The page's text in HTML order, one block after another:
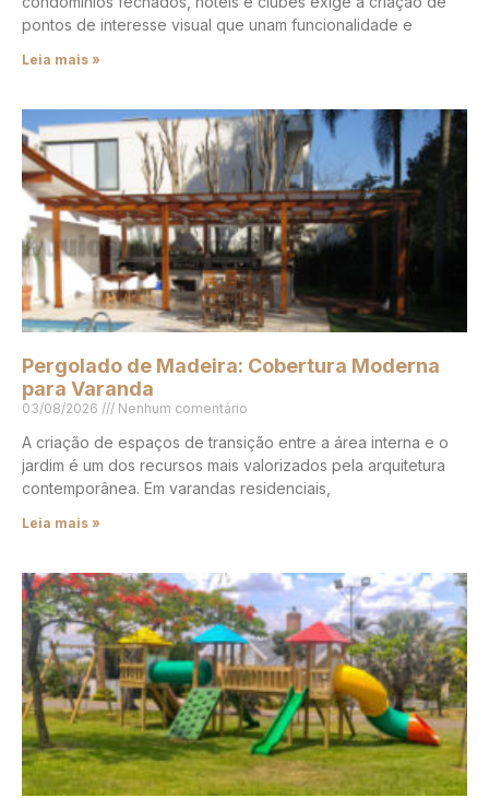
pontos de interesse visual que unam funcionalidade e
Leia mais »
Pergolado de Madeira: Cobertura Moderna
para Varanda
03/08/2026 Nenhum comentário
A criação de espaços de transição entre a área interna e o
jardim é um dos recursos mais valorizados pela arquitetura
contemporânea. Em varandas residenciais,
Leia mais »